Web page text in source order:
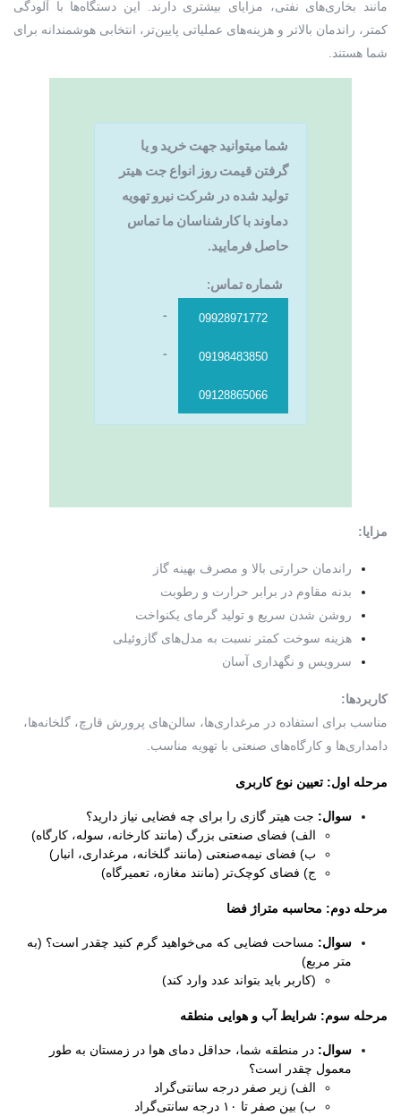
مانند بخاری‌های نفتی، مزایای بیشتری دارند. این دستگاه‌ها با آلودگی
کمتر، راندمان بالاتر و هزینه‌های عملیاتی پایین‌تر، انتخابی هوشمندانه برای
شما هستند.
شما میتوانید جهت خرید و یا
گرفتن قیمت روز انواع جت هیتر
تولید شده در شرکت نیرو تهویه
دماوند با کارشناسان ما تماس
حاصل فرمایید.
شماره تماس:
09928971772
-
09198483850
-
09128865066
مزایا:
راندمان حرارتی بالا و مصرف بهینه گاز
بدنه مقاوم در برابر حرارت و رطوبت
روشن شدن سریع و تولید گرمای یکنواخت
هزینه سوخت کمتر نسبت به مدل‌های گازوئیلی
سرویس و نگهداری آسان
کاربردها:
مناسب برای استفاده در مرغداری‌ها، سالن‌های پرورش قارچ، گلخانه‌ها،
دامداری‌ها و کارگاه‌های صنعتی با تهویه مناسب.
مرحله اول: تعیین نوع کاربری
سوال: جت هیتر گازی را برای چه فضایی نیاز دارید؟
الف) فضای صنعتی بزرگ (مانند کارخانه، سوله، کارگاه)
ب) فضای نیمه‌صنعتی (مانند گلخانه، مرغداری، انبار)
ج) فضای کوچک‌تر (مانند مغازه، تعمیرگاه)
مرحله دوم: محاسبه متراژ فضا
سوال: مساحت فضایی که می‌خواهید گرم کنید چقدر است؟ (به
متر مربع)
(کاربر باید بتواند عدد وارد کند)
مرحله سوم: شرایط آب و هوایی منطقه
سوال: در منطقه شما، حداقل دمای هوا در زمستان به طور
معمول چقدر است؟
الف) زیر صفر درجه سانتی‌گراد
ب) بین صفر تا ۱۰ درجه سانتی‌گراد